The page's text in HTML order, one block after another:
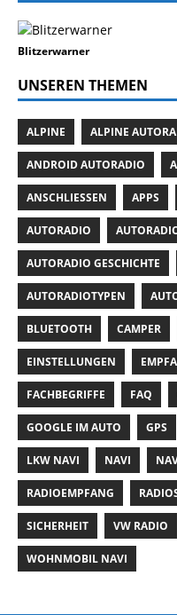
Blitzerwarner
UNSEREN THEMEN
ALPINE ALPINE
ANDROID AUTORADIO
ANSCHLIESSEN APPS
AUTORADIO
AUTORADIO GESCHICHTE
AUTORADIOTYPEN
BLUETOOTH CAMPER
EINSTELLUNGEN
FACHBEGRIFFE FAQ
GOOGLE IM AUTO GPS
LKW NAVI NAVI
RADIOEMPFANG
SICHERHEIT VW RADIO
WOHNMOBIL NAVI